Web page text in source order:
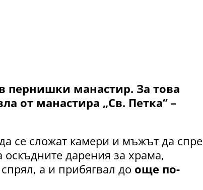
пернишки манастир. За това
от манастира „Св. Петка“ –
се сложат камери и мъжът да спре
оскъдните дарения за храма,
а и прибягвал до още по-